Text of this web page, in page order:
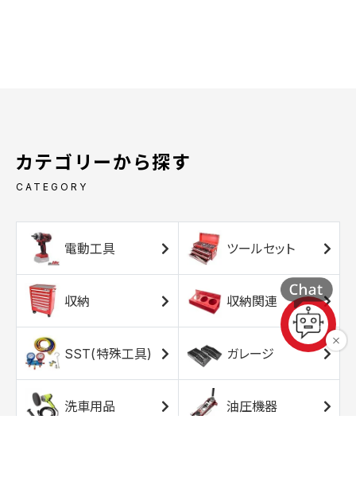
カテゴリーから探す
CATEGORY
電動工具 ツールセット
収納 収納関連
SST(特殊工具) ガレージ
洗車用品 油圧機器